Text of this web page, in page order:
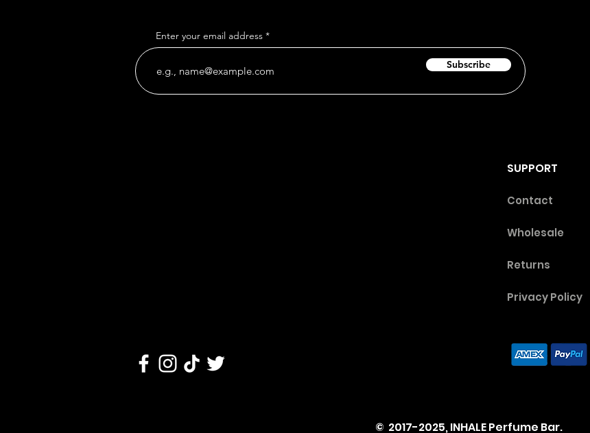
Enter your email address
Subscribe
SUPPORT
Contact
Wholesale
Returns
Privacy Policy
© 2017-2025,INHALE Perfume Bar.